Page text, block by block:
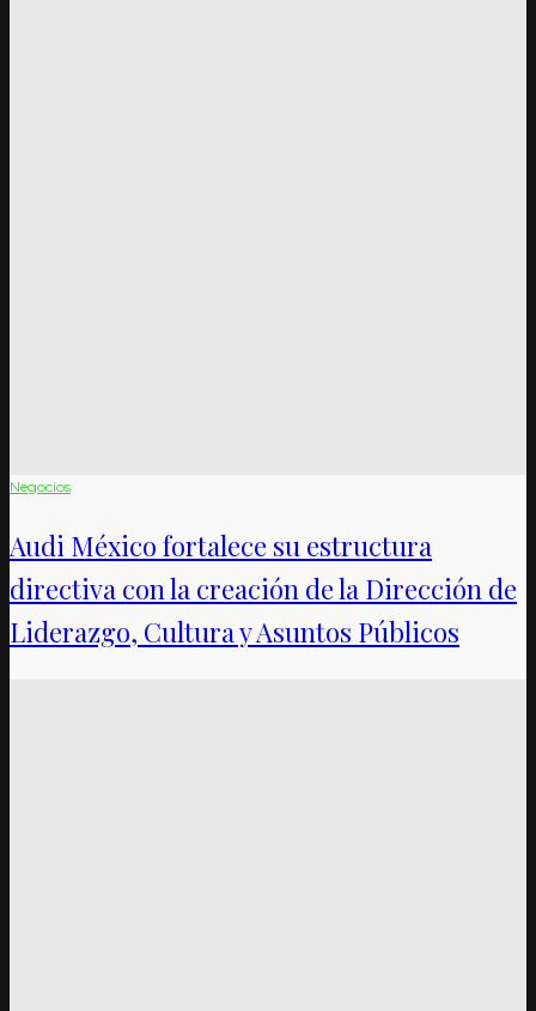
Negocios
Audi México fortalece su estructura
directiva con la creación de la Dirección de
Liderazgo, Cultura y Asuntos Públicos